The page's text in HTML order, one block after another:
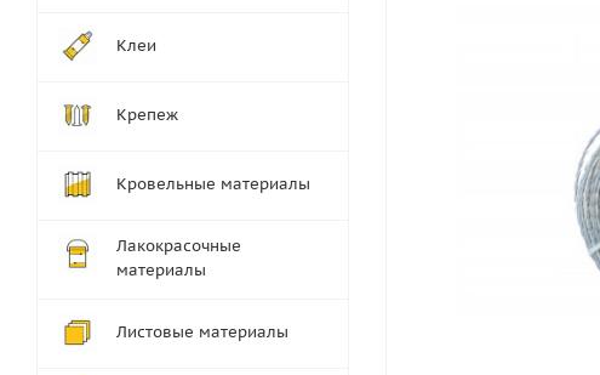
Клеи
Крепеж
Кровельные материалы
Лакокрасочные
материалы
Листовые материалы